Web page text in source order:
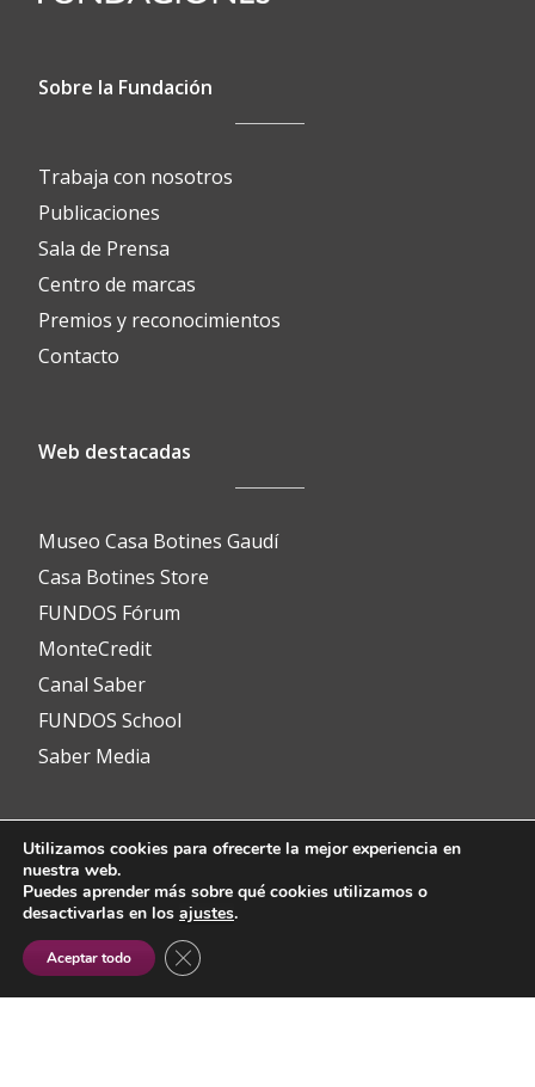
Sobre la Fundación
Trabaja con nosotros
Publicaciones
Sala de Prensa
Centro de marcas
Premios y reconocimientos
Contacto
Web destacadas
Museo Casa Botines Gaudí
Casa Botines Store
FUNDOS Fórum
MonteCredit
Canal Saber
FUNDOS School
Saber Media
Contacto
info@fundos.es
Avenida del Padre Isla, 8
24002 León (España)
Utilizamos cookies para ofrecerte la mejor experiencia en
nuestra web.
Puedes aprender más sobre qué cookies utilizamos o
desactivarlas en los ajustes.
Aceptar todo CERRAR EL BANNER DE COOKIES